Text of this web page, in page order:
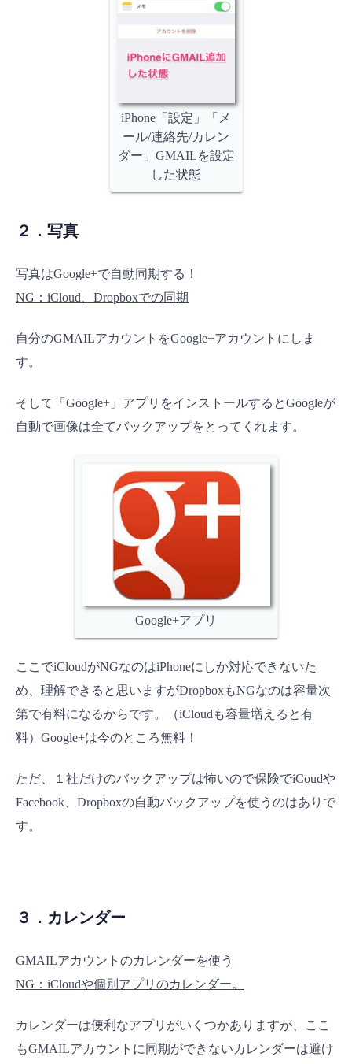
iPhone「設定」「メ
ール/連絡先/カレン
ダー」GMAILを設定
した状態
２．写真
写真はGoogle+で自動同期する！
NG：iCloud、Dropboxでの同期
自分のGMAILアカウントをGoogle+アカウントにしま
す。
そして「Google+」アプリをインストールするとGoogleが
自動で画像は全てバックアップをとってくれます。
Google+アプリ
ここでiCloudがNGなのはiPhoneにしか対応できないた
め、理解できると思いますがDropboxもNGなのは容量次
第で有料になるからです。（iCloudも容量増えると有
料）Google+は今のところ無料！
ただ、１社だけのバックアップは怖いので保険でiCoudや
Facebook、Dropboxの自動バックアップを使うのはありで
す。
３．カレンダー
GMAILアカウントのカレンダーを使う
NG：iCloudや個別アプリのカレンダー。
カレンダーは便利なアプリがいくつかありますが、ここ
もGMAILアカウントに同期ができないカレンダーは避け